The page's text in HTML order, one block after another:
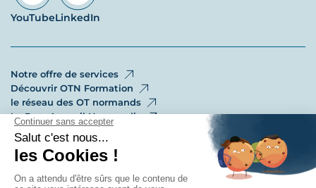
YouTubeLinkedIn
Notre offre de services
Découvrir OTN Formation
le réseau des OT normands
Le Pass Accueil Normandie
Les offres d’emploi et de stage
Save the Date !
La certification qualité a été délivrée
au titre de la catégorie d’action